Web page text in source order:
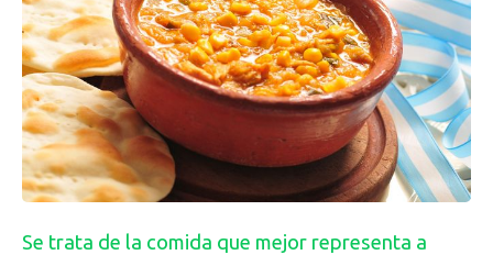
Se trata de la comida que mejor representa a